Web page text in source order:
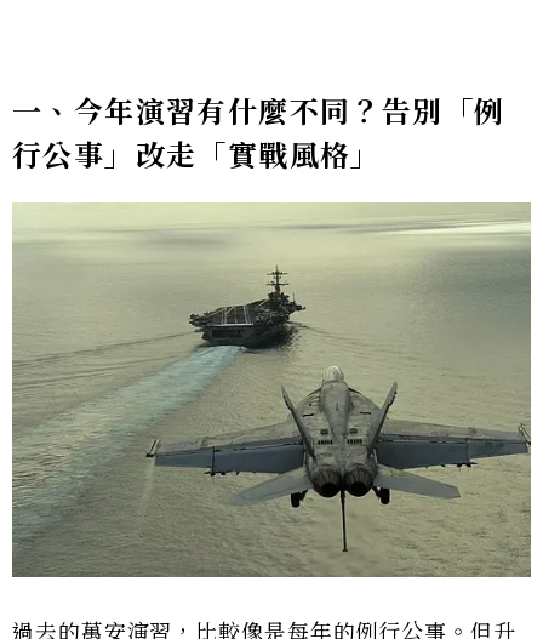
一、今年演習有什麼不同？告別「例
行公事」改走「實戰風格」
過去的萬安演習，比較像是每年的例行公事。但升